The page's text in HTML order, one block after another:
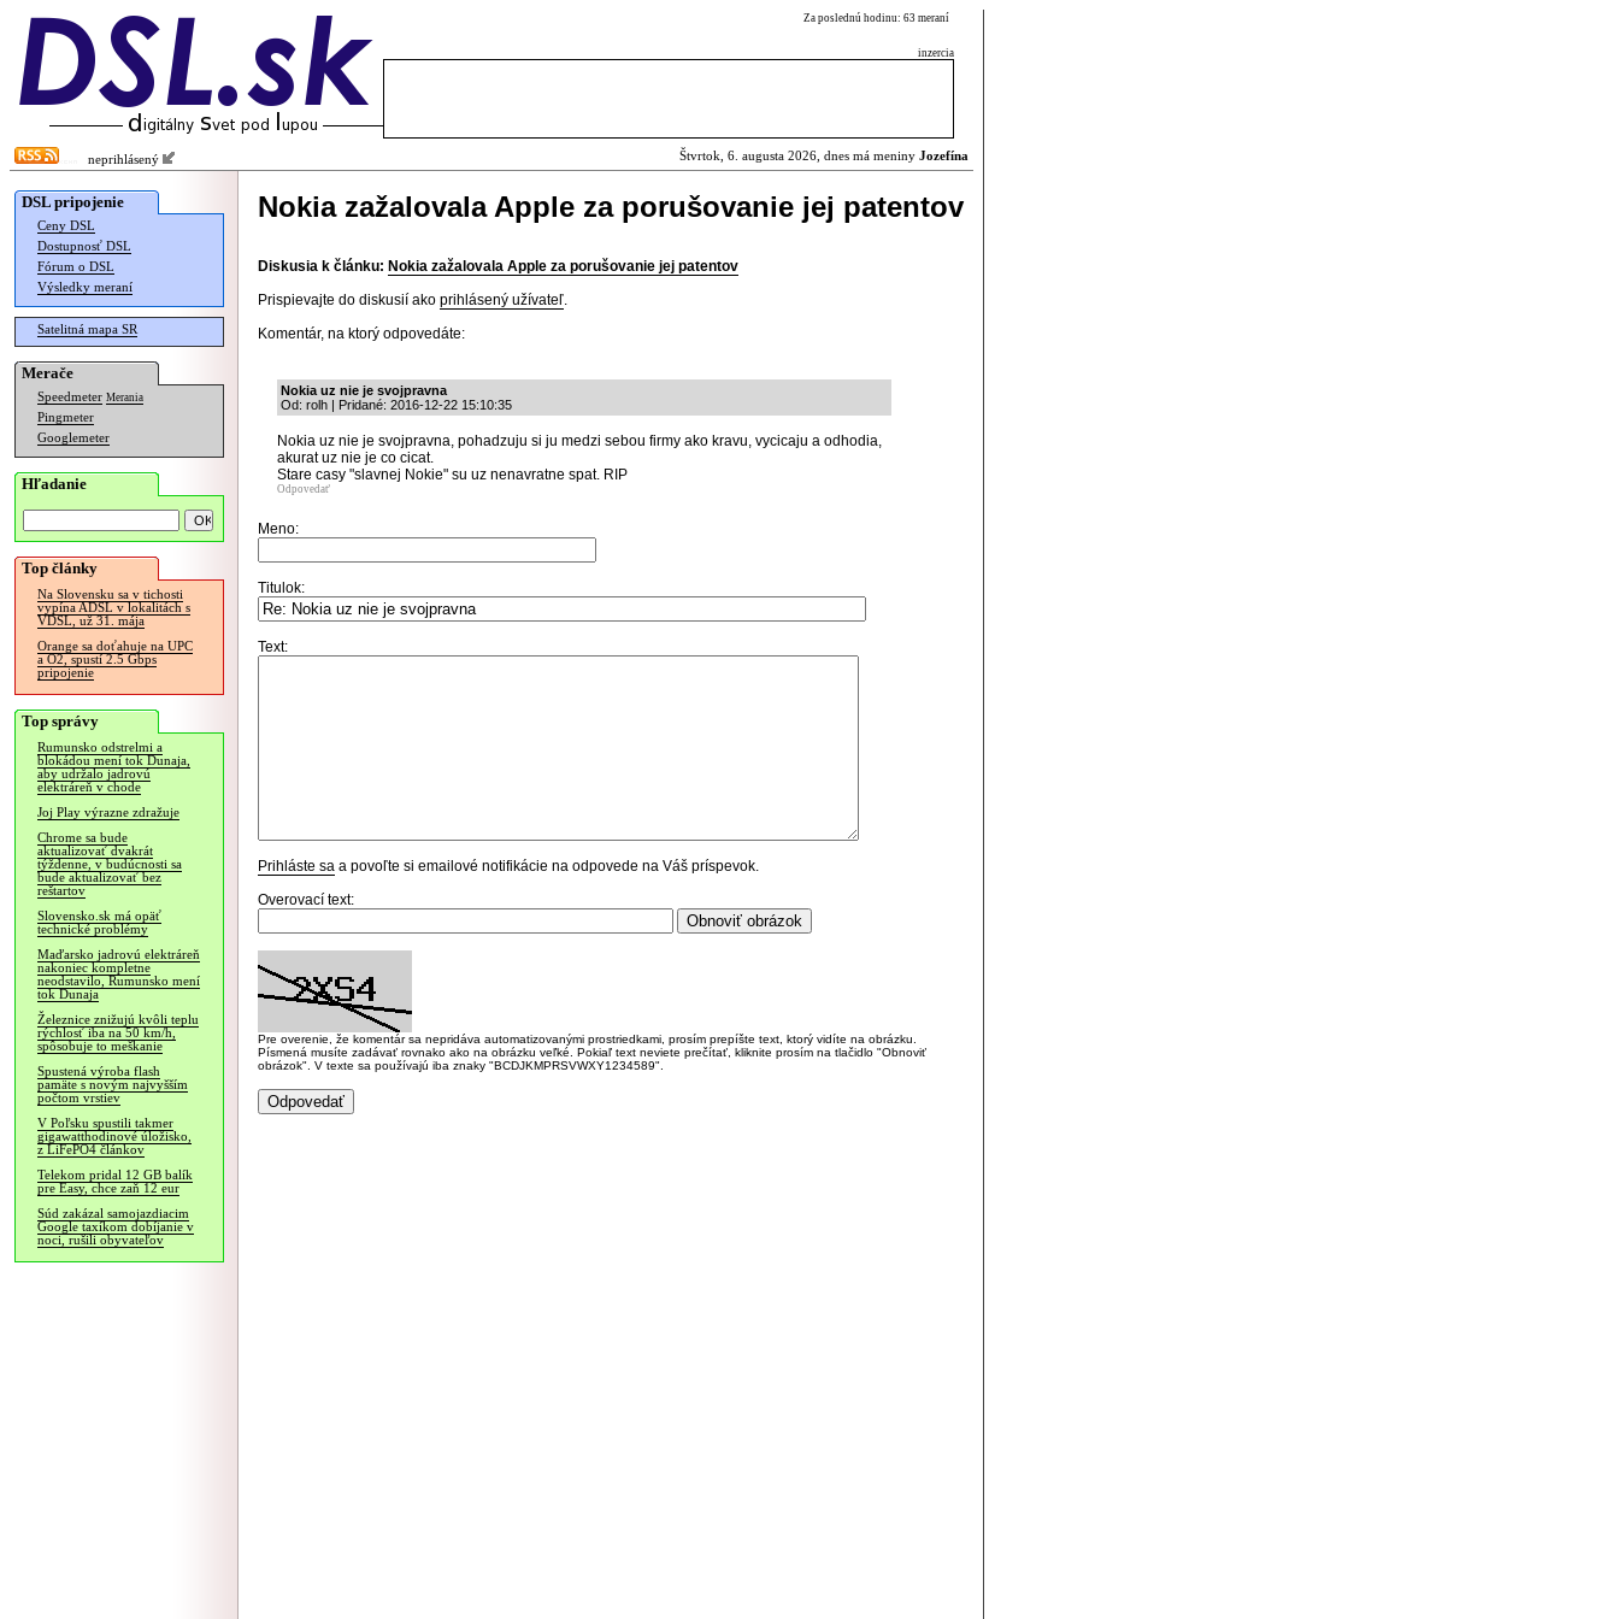
Za poslednú hodinu: 63 meraní
inzercia
neprihlásený Štvrtok, 6. augusta 2026, dnes má meniny Jozefína
DSL pripojenie
Ceny DSL
Dostupnosť DSL
Fórum o DSL
Výsledky meraní
Satelitná mapa SR
Merače
Speedmeter Merania
Pingmeter
Googlemeter
Hľadanie
Top články
Na Slovensku sa v tichosti
vypína ADSL v lokalitách s
VDSL, už 31. mája
Orange sa doťahuje na UPC
a O2, spustí 2.5 Gbps
pripojenie
Top správy
Rumunsko odstrelmi a
blokádou mení tok Dunaja,
aby udržalo jadrovú
elektráreň v chode
Joj Play výrazne zdražuje
Chrome sa bude
aktualizovať dvakrát
týždenne, v budúcnosti sa
bude aktualizovať bez
reštartov
Slovensko.sk má opäť
technické problémy
Maďarsko jadrovú elektráreň
nakoniec kompletne
neodstavilo, Rumunsko mení
tok Dunaja
Železnice znižujú kvôli teplu
rýchlosť iba na 50 km/h,
spôsobuje to meškanie
Spustená výroba flash
pamäte s novým najvyšším
počtom vrstiev
V Poľsku spustili takmer
gigawatthodinové úložisko,
z LiFePO4 článkov
Telekom pridal 12 GB balík
pre Easy, chce zaň 12 eur
Súd zakázal samojazdiacim
Google taxíkom dobíjanie v
noci, rušili obyvateľov
Nokia zažalovala Apple za porušovanie jej patentov
Diskusia k článku: Nokia zažalovala Apple za porušovanie jej patentov
Prispievajte do diskusií ako prihlásený užívateľ.
Komentár, na ktorý odpovedáte:
Nokia uz nie je svojpravna
Od: rolh | Pridané: 2016-12-22 15:10:35
Nokia uz nie je svojpravna, pohadzuju si ju medzi sebou firmy ako kravu, vycicaju a odhodia,
akurat uz nie je co cicat.
Stare casy "slavnej Nokie" su uz nenavratne spat. RIP
Odpovedať
Meno:
Titulok:
Text:
Prihláste sa a povoľte si emailové notifikácie na odpovede na Váš príspevok.
Overovací text:
Pre overenie, že komentár sa nepridáva automatizovanými prostriedkami, prosím prepíšte text, ktorý vidíte na obrázku.
Písmená musíte zadávať rovnako ako na obrázku veľké. Pokiaľ text neviete prečítať, kliknite prosím na tlačidlo "Obnoviť
obrázok". V texte sa používajú iba znaky "BCDJKMPRSVWXY1234589".